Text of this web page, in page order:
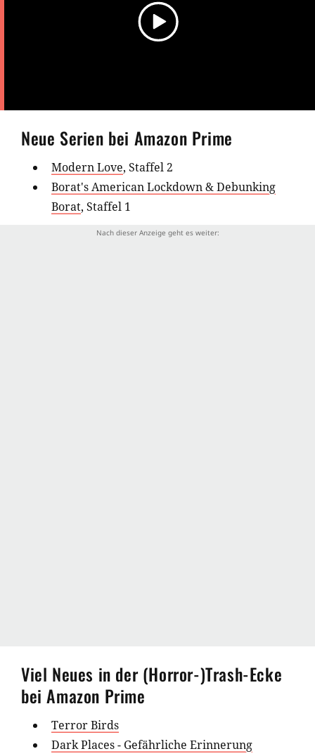
Neue Serien bei Amazon Prime
Modern Love, Staffel 2
Borat's American Lockdown & Debunking
Borat, Staffel 1
Viel Neues in der (Horror-)Trash-Ecke
bei Amazon Prime
Terror Birds
Dark Places - Gefährliche Erinnerung